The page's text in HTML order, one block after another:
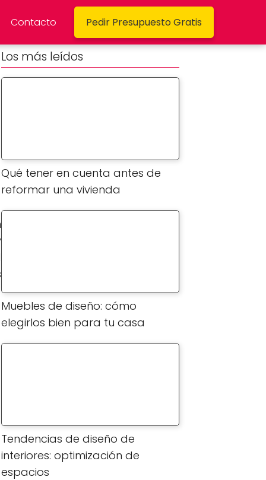
Contacto Pedir Presupuesto Gratis
Los más leídos
Qué tener en cuenta antes de
reformar una vivienda
Muebles de diseño: cómo
elegirlos bien para tu casa
Tendencias de diseño de
interiores: optimización de
espacios